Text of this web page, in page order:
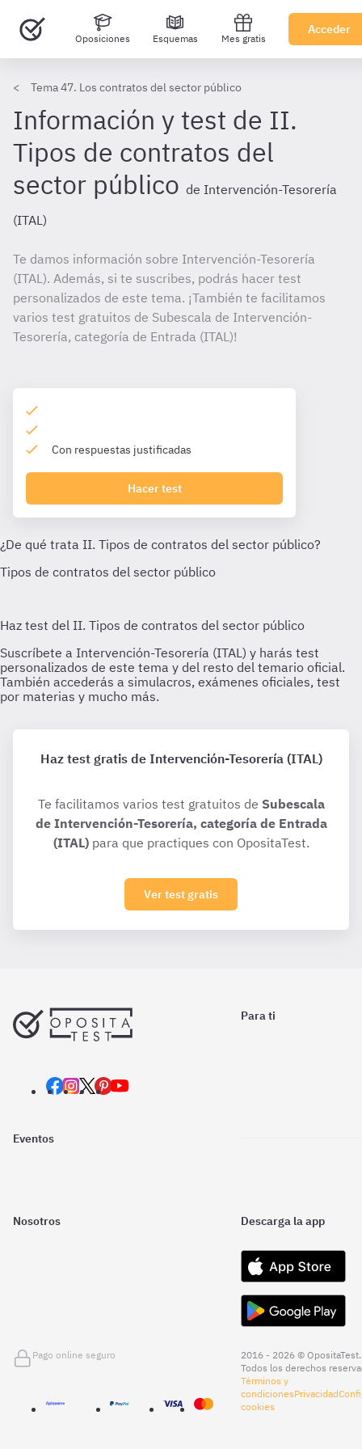
Oposiciones Esquemas Mes gratis
Acceder
Tema 47. Los contratos del sector público
Información y test de II.
Tipos de contratos del
sector público de Intervención-Tesorería
(ITAL)
Te damos información sobre Intervención-Tesorería
(ITAL). Además, si te suscribes, podrás hacer test
personalizados de este tema. ¡También te facilitamos
varios test gratuitos de Subescala de Intervención-
Tesorería, categoría de Entrada (ITAL)!
Con respuestas justificadas
Hacer test
Haz test gratis de Intervención-Tesorería (ITAL)
Te facilitamos varios test gratuitos de Subescala
de Intervención-Tesorería, categoría de Entrada
(ITAL)para que practiques con OpositaTest.
Ver test gratis
Para ti
Eventos
Nosotros Descarga la app
Pago online seguro
2016 - 2026 © OpositaTest.
Todos los derechos
Términos y
condicionesPrivacidad
cookies